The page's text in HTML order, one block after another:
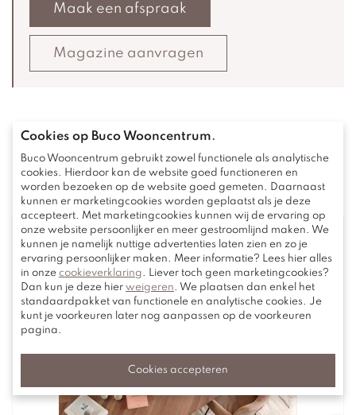
Maak een afspraak
Magazine aanvragen
Bekijk deze ook eens
Cookies op Buco Wooncentrum.
Buco Wooncentrum gebruikt zowel functionele als analytische
cookies. Hierdoor kan de website goed functioneren en
worden bezoeken op de website goed gemeten. Daarnaast
kunnen er marketingcookies worden geplaatst als je deze
accepteert. Met marketingcookies kunnen wij de ervaring op
onze website persoonlijker en meer gestroomlijnd maken. We
kunnen je namelijk nuttige advertenties laten zien en zo je
ervaring persoonlijker maken. Meer informatie? Lees hier alles
in onze cookieverklaring. Liever toch geen marketingcookies?
Dan kun je deze hier weigeren. We plaatsen dan enkel het
standaardpakket van functionele en analytische cookies. Je
kunt je voorkeuren later nog aanpassen op de voorkeuren
pagina.
Cookies accepteren